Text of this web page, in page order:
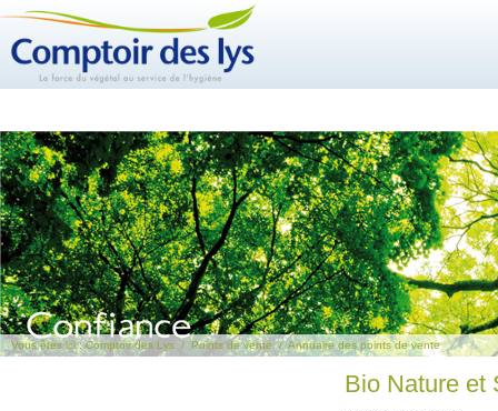
Vous êtes ici : Comptoir des Lys /Points de vente /Annuaire des points de vente
Bio Nature et